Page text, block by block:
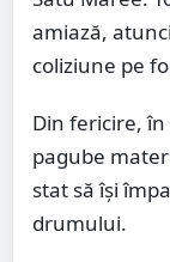
amiază,
coliziune pe
Din fericire,
pagube
stat să își
drumului.